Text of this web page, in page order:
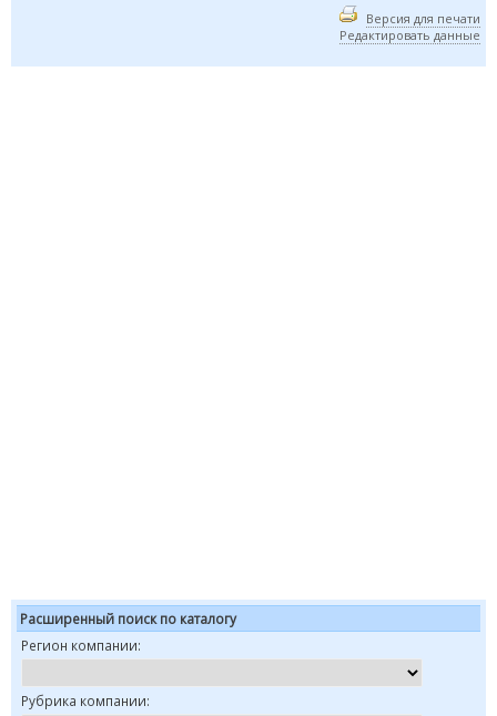
Версия для печати
Редактировать данные
Расширенный поиск по каталогу
Регион компании:
Рубрика компании: